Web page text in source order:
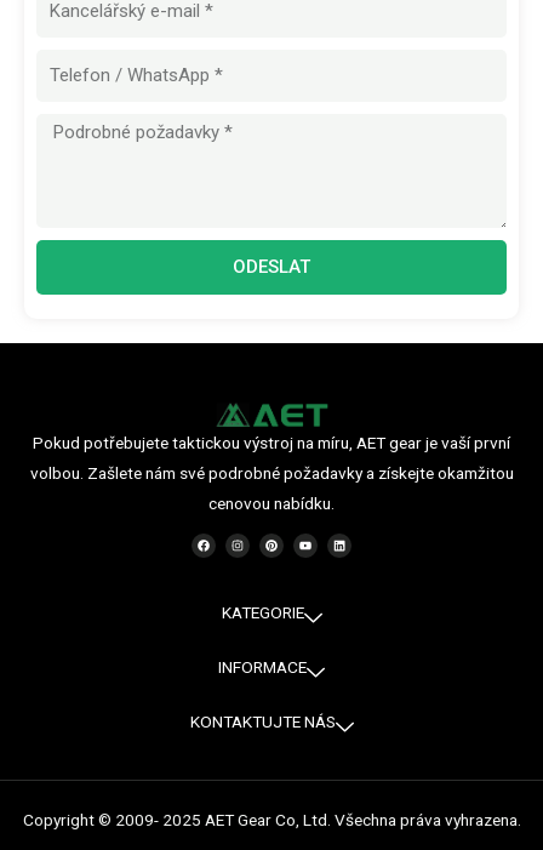
Zpráva
ODESLAT
Pokud potřebujete taktickou výstroj na míru, AET gear je vaší první
volbou. Zašlete nám své podrobné požadavky a získejte okamžitou
cenovou nabídku.
F
a
c
I
n
s
r
a
P
i
n
e
s
Y
o
u
e
L
i
n
KATEGORIE
INFORMACE
KONTAKTUJTE NÁS
Copyright © 2009- 2025 AET Gear Co, Ltd. Všechna práva vyhrazena.